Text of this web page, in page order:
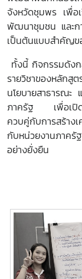
จังหวัดชุมพร เพื่อ
พัฒนาชุมชน และก
เป็นต้นแบบสำคัญ
ทั้งนี้ กิจกรรมดังก
รายวิชาของหลัก
นโยบายสาธารณะ
ภาครัฐ เพื่อเปิดโ
ควบคู่กับการสร้าง
กับหน่วยงานภาครั
อย่างยั่งยืน